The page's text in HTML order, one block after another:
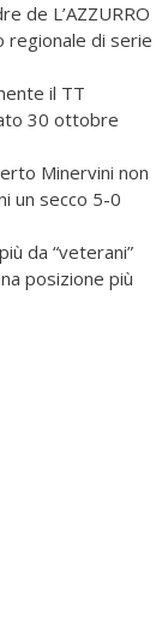
de L’AZZURRO
regionale di serie
il TT
30 ottobre
Minervini non
un secco 5-0
da “veterani”
posizione più